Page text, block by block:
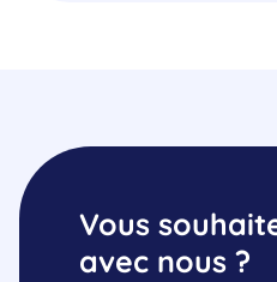
Vous
avec nous ?